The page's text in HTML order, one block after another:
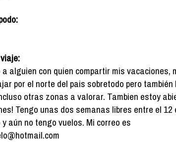
a alguien con quien compartir mis vacaciones,
por el norte del pais sobretodo pero también
otras zonas a valorar. Tambien estoy
Tengo unas dos semanas libres entre el 12
y aún no tengo vuelos. Mi correo es